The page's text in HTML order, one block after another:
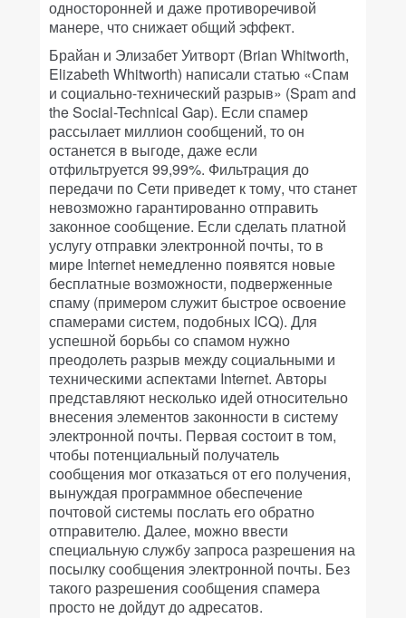
односторонней и даже противоречивой
манере, что снижает общий эффект.
Брайан и Элизабет Уитворт (Brian Whitworth,
Elizabeth Whitworth) написали статью «Спам
и социально-технический разрыв» (Spam and
the Social-Technical Gap). Если спамер
рассылает миллион сообщений, то он
останется в выгоде, даже если
отфильтруется 99,99%. Фильтрация до
передачи по Сети приведет к тому, что станет
невозможно гарантированно отправить
законное сообщение. Если сделать платной
услугу отправки электронной почты, то в
мире Internet немедленно появятся новые
бесплатные возможности, подверженные
спаму (примером служит быстрое освоение
спамерами систем, подобных ICQ). Для
успешной борьбы со спамом нужно
преодолеть разрыв между социальными и
техническими аспектами Internet. Авторы
представляют несколько идей относительно
внесения элементов законности в систему
электронной почты. Первая состоит в том,
чтобы потенциальный получатель
сообщения мог отказаться от его получения,
вынуждая программное обеспечение
почтовой системы послать его обратно
отправителю. Далее, можно ввести
специальную службу запроса разрешения на
посылку сообщения электронной почты. Без
такого разрешения сообщения спамера
просто не дойдут до адресатов.